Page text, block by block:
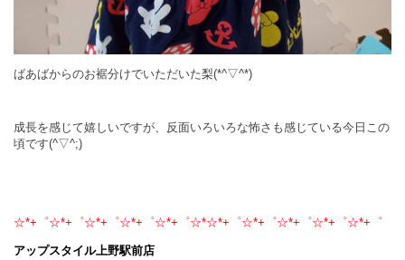
ばあばからのお裾分けでいただいた梨(*^▽^*)
成長を感じて嬉しいですが、反面いろいろな怖さも感じている今日この
頃です(^▽^;)
☆*+゜☆*+゜☆*+゜☆*+゜☆*+゜☆*☆*+゜☆*+゜☆*+゜☆*+゜☆*+゜
アップスタイル上野駅前店